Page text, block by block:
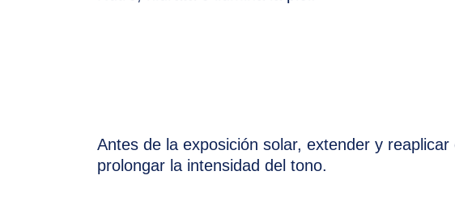
Antes de la exposición solar, extender y
prolongar la intensidad del tono.